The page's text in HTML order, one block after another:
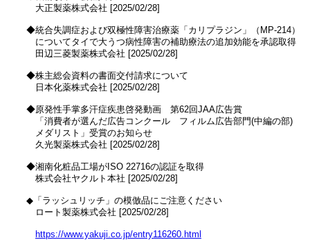
大正製薬株式会社 [2025/02/28]
◆統合失調症および双極性障害治療薬「カリプラジン」（MP-214）
についてタイで大うつ病性障害の補助療法の追加効能を承認取得
田辺三菱製薬株式会社 [2025/02/28]
◆株主総会資料の書面交付請求について
日本化薬株式会社 [2025/02/28]
◆原発性手掌多汗症疾患啓発動画　第62回JAA広告賞
「消費者が選んだ広告コンクール　フィルム広告部門(中編の部)
メダリスト」受賞のお知らせ
久光製薬株式会社 [2025/02/28]
◆湘南化粧品工場がISO 22716の認証を取得
株式会社ヤクルト本社 [2025/02/28]
◆「ラッシュリッチ」の模倣品にご注意ください
ロート製薬株式会社 [2025/02/28]
https://www.yakuji.co.jp/entry116260.html